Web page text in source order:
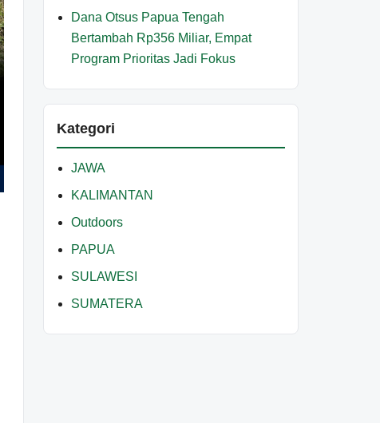
Dana Otsus Papua Tengah
Bertambah Rp356 Miliar, Empat
Program Prioritas Jadi Fokus
Kategori
JAWA
KALIMANTAN
Outdoors
PAPUA
SULAWESI
SUMATERA